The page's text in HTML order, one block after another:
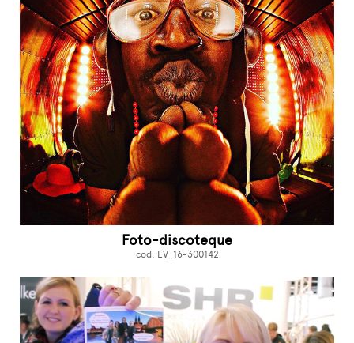
Foto-discoteque
cod: EV_16-300142